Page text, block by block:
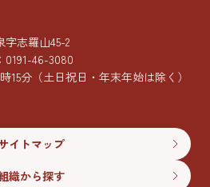
志羅山45-2
0191-46-3080
15分 （土日祝日・年末年始は除く）
イトマップ
織から探す